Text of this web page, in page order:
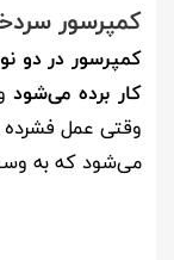
کمپرسور
کمپرسور در دو
کار برده می‌شود
وقتی عمل
می‌شود که به